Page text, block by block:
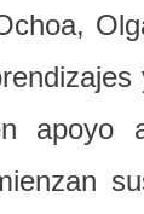
apoyo